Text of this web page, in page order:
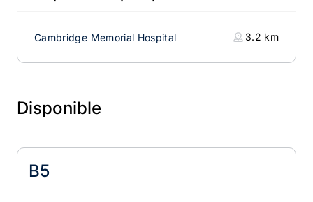
Cambridge Memorial Hospital 3.2 km
Disponible
B5